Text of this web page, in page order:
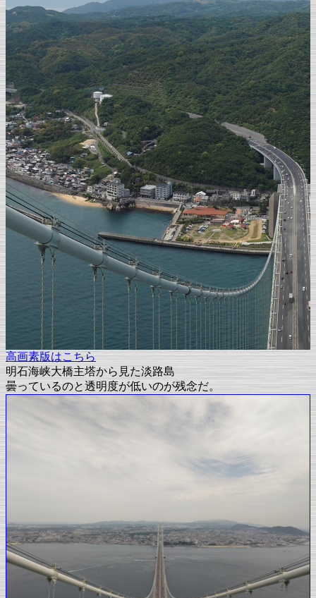
高画素版はこちら
明石海峡大橋主塔から見た淡路島
曇っているのと透明度が低いのが残念だ。